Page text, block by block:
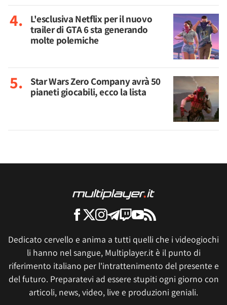
L'esclusiva Netflix per il nuovo
trailer di GTA 6 sta generando
molte polemiche
Star Wars Zero Company avrà 50
pianeti giocabili, ecco la lista
Dedicato cervello e anima a tutti quelli che i videogiochi
li hanno nel sangue, Multiplayer.it è il punto di
riferimento italiano per l'intrattenimento del presente e
del futuro. Preparatevi ad essere stupiti ogni giorno con
articoli, news, video, live e produzioni geniali.